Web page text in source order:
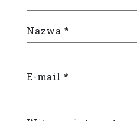
Nazwa *
E-mail *